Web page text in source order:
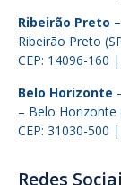
Ribeirão Preto
Ribeirão Preto
CEP: 14096-160
Belo Horizonte
– Belo Horizonte
CEP: 31030-500
Redes